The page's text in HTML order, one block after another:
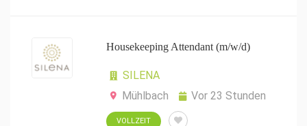
Housekeeping Attendant (m/w/d)
SILENA
Mühlbach
Vor 23 Stunden
VOLLZEIT